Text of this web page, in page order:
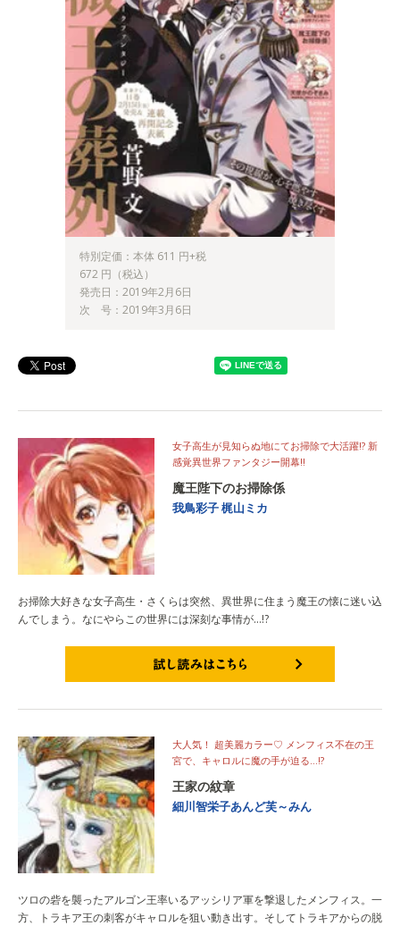
特別定価：本体 611 円+税
672 円（税込）
発売日：2019年2月6日
次 号：2019年3月6日
女子高生が見知らぬ地にてお掃除で大活躍!? 新
感覚異世界ファンタジー開幕!!
魔王陛下のお掃除係
我鳥彩子梶山ミカ
お掃除大好きな女子高生・さくらは突然、異世界に住まう魔王の懐に迷い込
んでしまう。なにやらこの世界には深刻な事情が…!?
大人気！ 超美麗カラー♡ メンフィス不在の王
宮で、キャロルに魔の手が迫る…!?
王家の紋章
細川智栄子あんど芙～みん
ツロの砦を襲ったアルゴン王率いるアッシリア軍を撃退したメンフィス。一
方、トラキア王の刺客がキャロルを狙い動き出す。そしてトラキアからの脱